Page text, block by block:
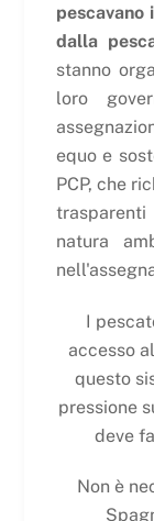
pescavano
dalla
stanno
loro
equo e
PCP, che
natura
I
accesso
questo
pressione
deve
Non è